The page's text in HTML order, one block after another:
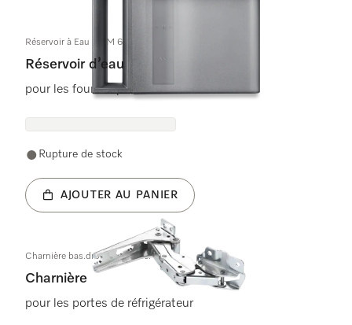
Réservoir à Eau DGM 6800 vormont.
Réservoir d’eau
pour les fours vapeur
Rupture de stock
AJOUTER AU PANIER
Charnière bas.droit,haut.gauc.
Charnière
pour les portes de réfrigérateur